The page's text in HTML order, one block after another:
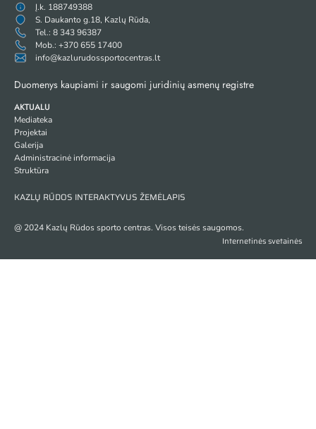
Į.k. 188749388
S. Daukanto g.18, Kazlų Rūda,
Tel.: 8 343 96387
Mob.: +370 655 17400
info@kazlurudossportocentras.lt
Duomenys kaupiami ir saugomi juridinių asmenų registre
AKTUALU
Mediateka
Projektai
Galerija
Administracinė informacija
Struktūra
KAZLŲ RŪDOS INTERAKTYVUS ŽEMĖLAPIS
@ 2024 Kazlų Rūdos sporto centras. Visos teisės saugomos.
Internetinės svetainės